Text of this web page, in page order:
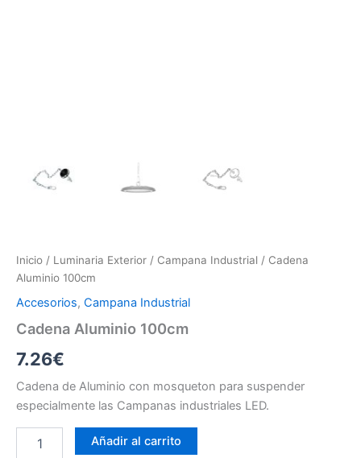
Inicio / Luminaria Exterior / Campana Industrial / Cadena
Aluminio 100cm
Accesorios, Campana Industrial
Cadena Aluminio 100cm
7.26€
Cadena de Aluminio con mosqueton para suspender
especialmente las Campanas industriales LED.
Aluminio
Añadir al carrito